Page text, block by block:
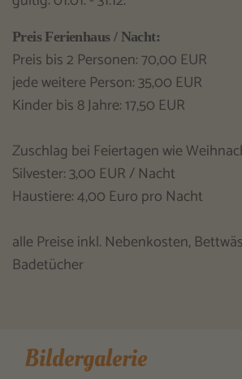
Preis Ferienhaus / Nacht:
Preis bis 2 Personen: 70,00 EUR
jede weitere Person: 35,00 EUR
Kinder bis 8 Jahre: 17,50 EUR
Zuschlag bei Feiertagen wie
Silvester: 3,00 EUR / Nacht
Haustiere: 4,00 Euro pro Nacht
alle Preise inkl. Nebenkosten,
Badetücher
Bildergalerie